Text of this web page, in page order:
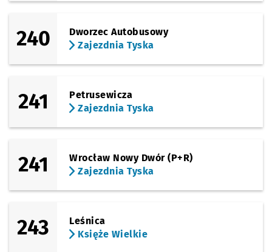
240
Dworzec Autobusowy
Zajezdnia Tyska
241
Petrusewicza
Zajezdnia Tyska
241
Wrocław Nowy Dwór (P+R)
Zajezdnia Tyska
243
Leśnica
Księże Wielkie